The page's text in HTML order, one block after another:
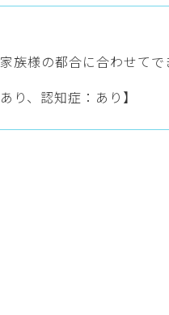
様の都合に合わせてで
り、認知症：あり】